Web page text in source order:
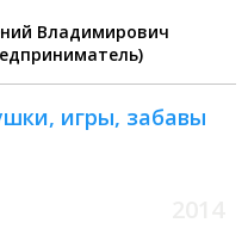
Владимирович
игры, забавы